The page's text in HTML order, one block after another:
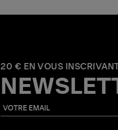
20 € EN VOUS